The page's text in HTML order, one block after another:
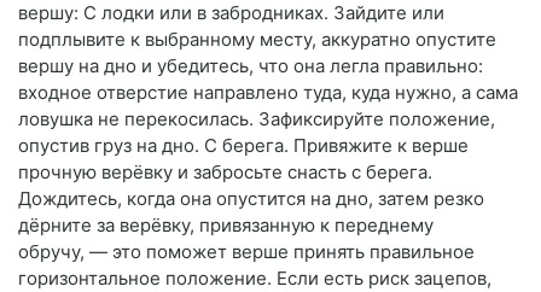
вершу: С лодки или в забродниках. Зайдите или
подплывите к выбранному месту, аккуратно опустите
вершу на дно и убедитесь, что она легла правильно:
входное отверстие направлено туда, куда нужно, а сама
ловушка не перекосилась. Зафиксируйте положение,
опустив груз на дно. С берега. Привяжите к верше
прочную верёвку и забросьте снасть с берега.
Дождитесь, когда она опустится на дно, затем резко
дёрните за верёвку, привязанную к переднему
обручу, — это поможет верше принять правильное
горизонтальное положение. Если есть риск зацепов,